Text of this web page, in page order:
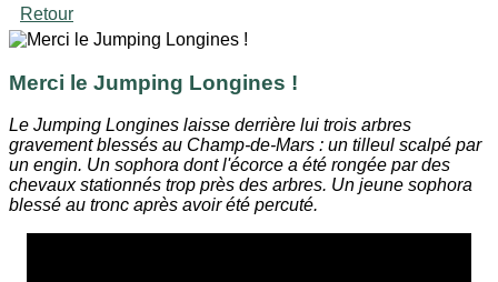
Retour
Merci le Jumping Longines !
Le Jumping Longines laisse derrière lui trois arbres
gravement blessés au Champ-de-Mars : un tilleul scalpé par
un engin. Un sophora dont l'écorce a été rongée par des
chevaux stationnés trop près des arbres. Un jeune sophora
blessé au tronc après avoir été percuté.